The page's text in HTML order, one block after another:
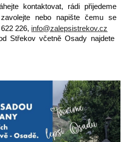
kontaktovat, rádi přijedeme
nebo napište čemu se
226, info@zalepsistrekov.cz
Střekov včetně Osady najdete